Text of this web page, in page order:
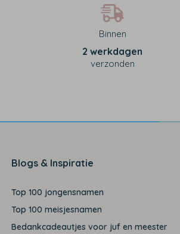
Binnen
2 werkdagen
verzonden
Blogs & Inspiratie
Top 100 jongensnamen
Top 100 meisjesnamen
Bedankcadeautjes voor juf en meester